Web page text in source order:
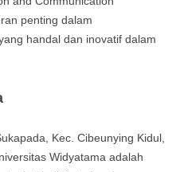
penting dalam
handal dan inovatif dalam
Kec. Cibeunying Kidul,
Widyatama adalah